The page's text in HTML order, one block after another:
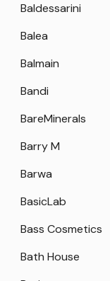
Baldessarini
Balea
Balmain
Bandi
BareMinerals
Barry M
Barwa
BasicLab
Bass Cosmetics
Bath House